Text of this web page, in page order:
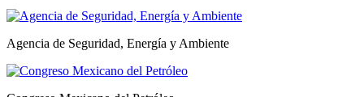
Agencia de Seguridad, Energía y Ambiente